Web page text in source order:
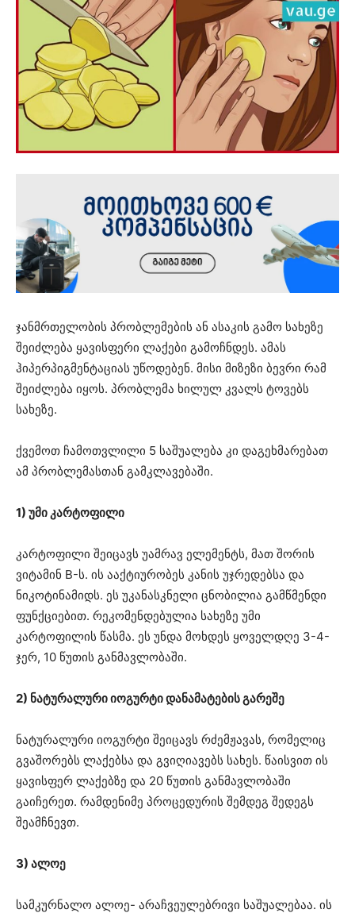
ჯანმრთელობის პრობლემების ან ასაკის გამო სახეზე
შეიძლება ყავისფერი ლაქები გამოჩნდეს. ამას
ჰიპერპიგმენტაციას უწოდებენ. მისი მიზეზი ბევრი რამ
შეიძლება იყოს. პრობლემა ხილულ კვალს ტოვებს
სახეზე.
ქვემოთ ჩამოთვლილი 5 საშუალება კი დაგეხმარებათ
ამ პრობლემასთან გამკლავებაში.
1) უმი კარტოფილი
კარტოფილი შეიცავს უამრავ ელემენტს, მათ შორის
ვიტამინ B-ს. ის ააქტიურობეს კანის უჯრედებსა და
ნიკოტინამიდს. ეს უკანასკნელი ცნობილია გამწმენდი
ფუნქციებით. რეკომენდებულია სახეზე უმი
კარტოფილის წასმა. ეს უნდა მოხდეს ყოველდღე 3-4-
ჯერ, 10 წუთის განმავლობაში.
2) ნატურალური იოგურტი დანამატების გარეშე
ნატურალური იოგურტი შეიცავს რძემჟავას, რომელიც
გვაშორებს ლაქებსა და გვიღიავებს სახეს. წაისვით ის
ყავისფერ ლაქებზე და 20 წუთის განმავლობაში
გაიჩერეთ. რამდენიმე პროცედურის შემდეგ შედეგს
შეამჩნევთ.
3) ალოე
სამკურნალო ალოე- არაჩვეულებრივი საშუალებაა. ის